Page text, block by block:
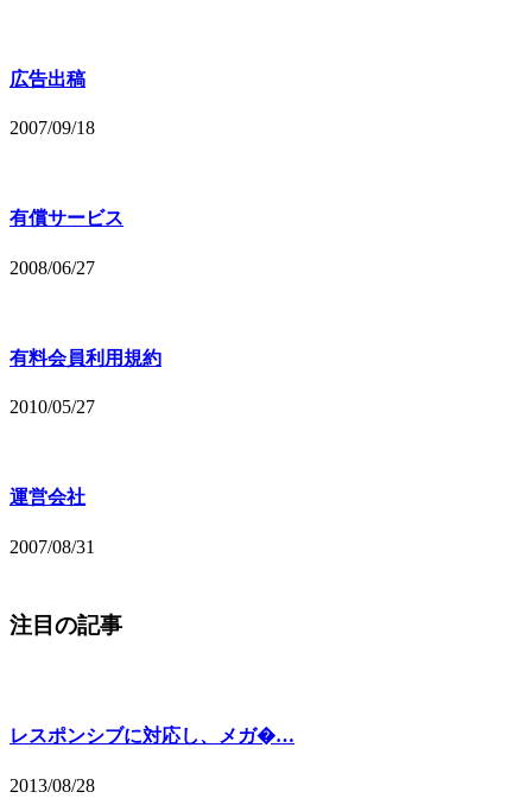
広告出稿
2007/09/18
有償サービス
2008/06/27
有料会員利用規約
2010/05/27
運営会社
2007/08/31
注目の記事
レスポンシブに対応し、メガ�…
2013/08/28